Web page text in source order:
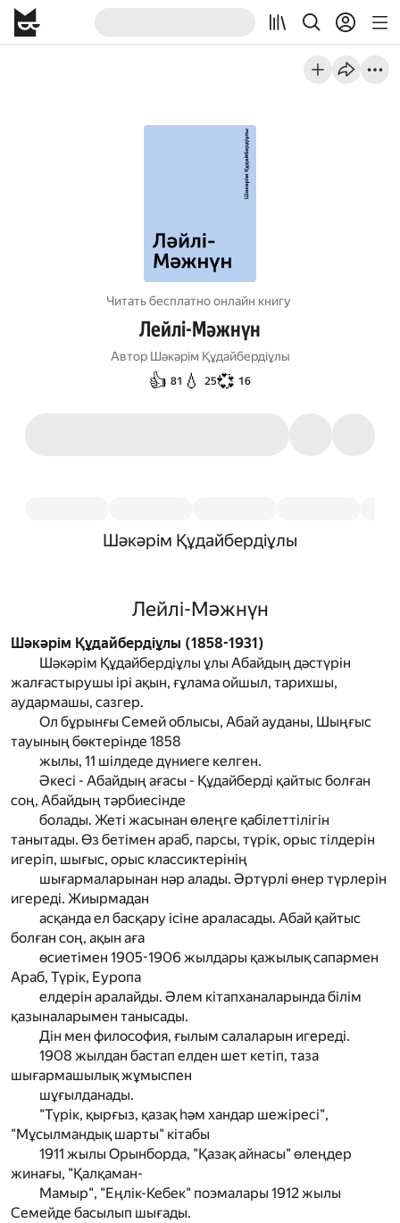
Читать бесплатно онлайн книгу
Лейлі-Мәжнүн
Автор Шәкәрім Құдайбердіұлы
👍 81 💧 25💞 16
Шәкәрім Құдайбердіұлы
Лейлі-Мәжнүн
Шәкәрім Құдайбердіұлы (1858-1931)
Шәкәрім Құдайбердіұлы ұлы Абайдың дәстүрін
жалғастырушы ірі ақын, ғұлама ойшыл, тарихшы,
аудармашы, сазгер.
Ол бұрынғы Семей облысы, Абай ауданы, Шыңғыс
тауының бөктерінде 1858
жылы, 11 шілдеде дүниеге келген.
Әкесі - Абайдың ағасы - Құдайберді қайтыс болған
соң, Абайдың тәрбиесінде
болады. Жеті жасынан өлеңге қабілеттілігін
танытады. Өз бетімен араб, парсы, түрік, орыс тілдерін
игеріп, шығыс, орыс классиктерінің
шығармаларынан нәр алады. Әртүрлі өнер түрлерін
игереді. Жиырмадан
асқанда ел басқару ісіне араласады. Абай қайтыс
болған соң, ақын аға
өсиетімен 1905-1906 жылдары қажылық сапармен
Араб, Түрік, Еуропа
елдерін аралайды. Әлем кітапханаларында білім
қазыналарымен танысады.
Дін мен философия, ғылым салаларын игереді.
1908 жылдан бастап елден шет кетіп, таза
шығармашылық жұмыспен
шұғылданады.
"Түрік, қырғыз, қазақ һәм хандар шежіресі",
"Мұсылмандық шарты" кітабы
1911 жылы Орынборда, "Қазақ айнасы" өлеңдер
жинағы, "Қалқаман-
Мамыр", "Еңлік-Кебек" поэмалары 1912 жылы
Семейде басылып шығады.